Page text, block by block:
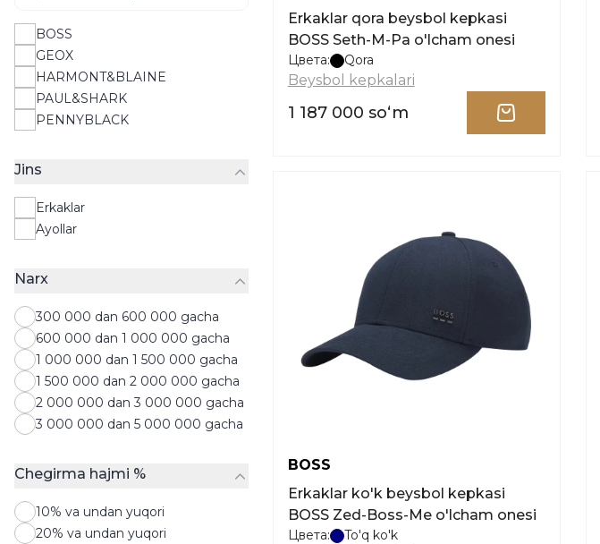
Ro‘mollar
Sochiqlar
Kamarlar
Ryukzaklar
Poyafzallarni parvarish qilish
Sumkalar
Chulki
Qalpoqlar
Shlyapalar
BOSS
GEOX
HARMONT&BLAINE
PAUL&SHARK
PENNYBLACK
Jins
Erkaklar
Ayollar
Narx
300 000 dan 600 000 gacha
600 000 dan 1 000 000 gacha
1 000 000 dan 1 500 000 gacha
1 500 000 dan 2 000 000 gacha
2 000 000 dan 3 000 000 gacha
3 000 000 dan 5 000 000 gacha
Chegirma hajmi %
10% va undan yuqori
20% va undan yuqori
Erkaklar qora beysbol kepkasi
BOSS Seth-M-Pa o'lcham onesi
Цвета: Qora
Beysbol kepkalari
1 187 000 soʻm
BOSS
Erkaklar ko'k beysbol kepkasi
BOSS Zed-Boss-Me o'lcham onesi
Цвета: To'q ko'k